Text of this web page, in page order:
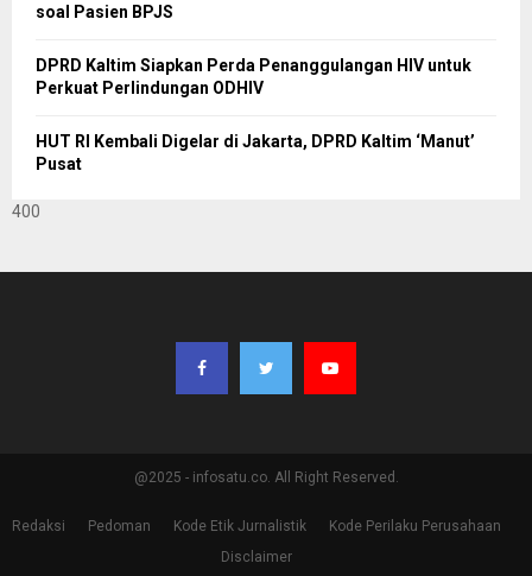
soal Pasien BPJS
DPRD Kaltim Siapkan Perda Penanggulangan HIV untuk
Perkuat Perlindungan ODHIV
HUT RI Kembali Digelar di Jakarta, DPRD Kaltim ‘Manut’
Pusat
400
@2025 - infosatu.co. All Right Reserved.
Redaksi Pedoman Kode Etik Jurnalistik
Kode Perilaku Perusahaan
Disclaimer